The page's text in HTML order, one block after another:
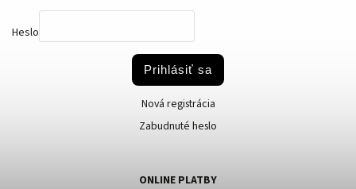
Heslo
Prihlásiť sa
Nová registrácia
Zabudnuté heslo
ONLINE PLATBY